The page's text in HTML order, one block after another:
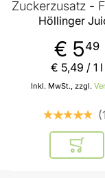
Zuckerzusatz -
künstlichen
Farbstoffen
von Höllinger
Höllinger
€ 549
Inkl. MwSt., zzgl.
€ 5,49 / 1 l
1
In den